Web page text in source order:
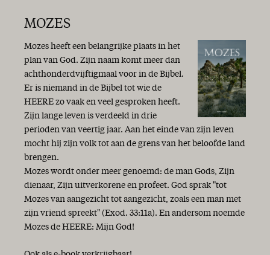
Lang leven voor Jan en alleman
Een nieuw seizoen!
De zaligmakende genade van God
Op weg naar Gods toekomst
Heil
Overvloedige genade!
Vrede
Wat een gedoe!
Het is gewoon herfst...
Heil en zegen
Op naar een betere wereld?!
Een vaste burcht is onze God
‘Optimist bij de gratie Gods’
Gods Woord geeft antwoord
Wees blij!
Vol goede moed!
Niet te geloven
MOZES
Mozes heeft een belangrijke plaats in het
plan van God. Zijn naam komt meer dan
achthonderdvijftigmaal voor in de Bijbel.
Er is niemand in de Bijbel tot wie de
HEERE zo vaak en veel gesproken heeft.
Zijn lange leven is verdeeld in drie
perioden van veertig jaar. Aan het einde van zijn leven
mocht hij zijn volk tot aan de grens van het beloofde land
brengen.
Mozes wordt onder meer genoemd: de man Gods, Zijn
dienaar, Zijn uitverkorene en profeet. God sprak "tot
Mozes van aangezicht tot aangezicht, zoals een man met
zijn vriend spreekt" (Exod. 33:11a). En andersom noemde
Mozes de HEERE: Mijn God!